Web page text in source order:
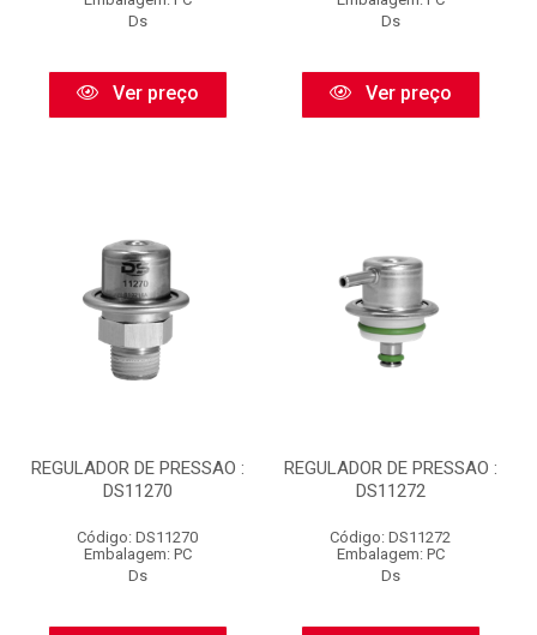
Ds
Ver preço
Ds
Ver preço
REGULADOR DE PRESSAO :
DS11270
Código: DS11270
Embalagem: PC
Ds
REGULADOR DE PRESSAO :
DS11272
Código: DS11272
Embalagem: PC
Ds